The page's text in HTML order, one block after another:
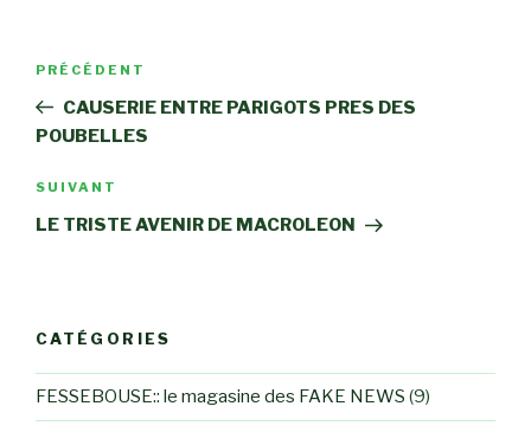
Navigation
l’article
Article
précédent
PRÉCÉDENT
CAUSERIE ENTRE PARIGOTS PRES DES
POUBELLES
Article
suivant
SUIVANT
LE TRISTE AVENIR DE MACROLEON
CATÉGORIES
FESSEBOUSE:: le magasine des FAKE NEWS (9)